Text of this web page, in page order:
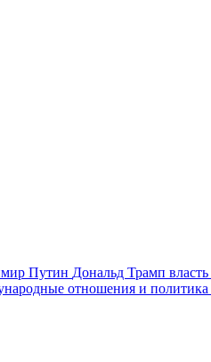
Путин Дональд Трамп власть
отношения и политика